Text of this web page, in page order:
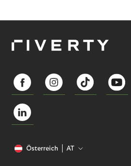
Österreich AT